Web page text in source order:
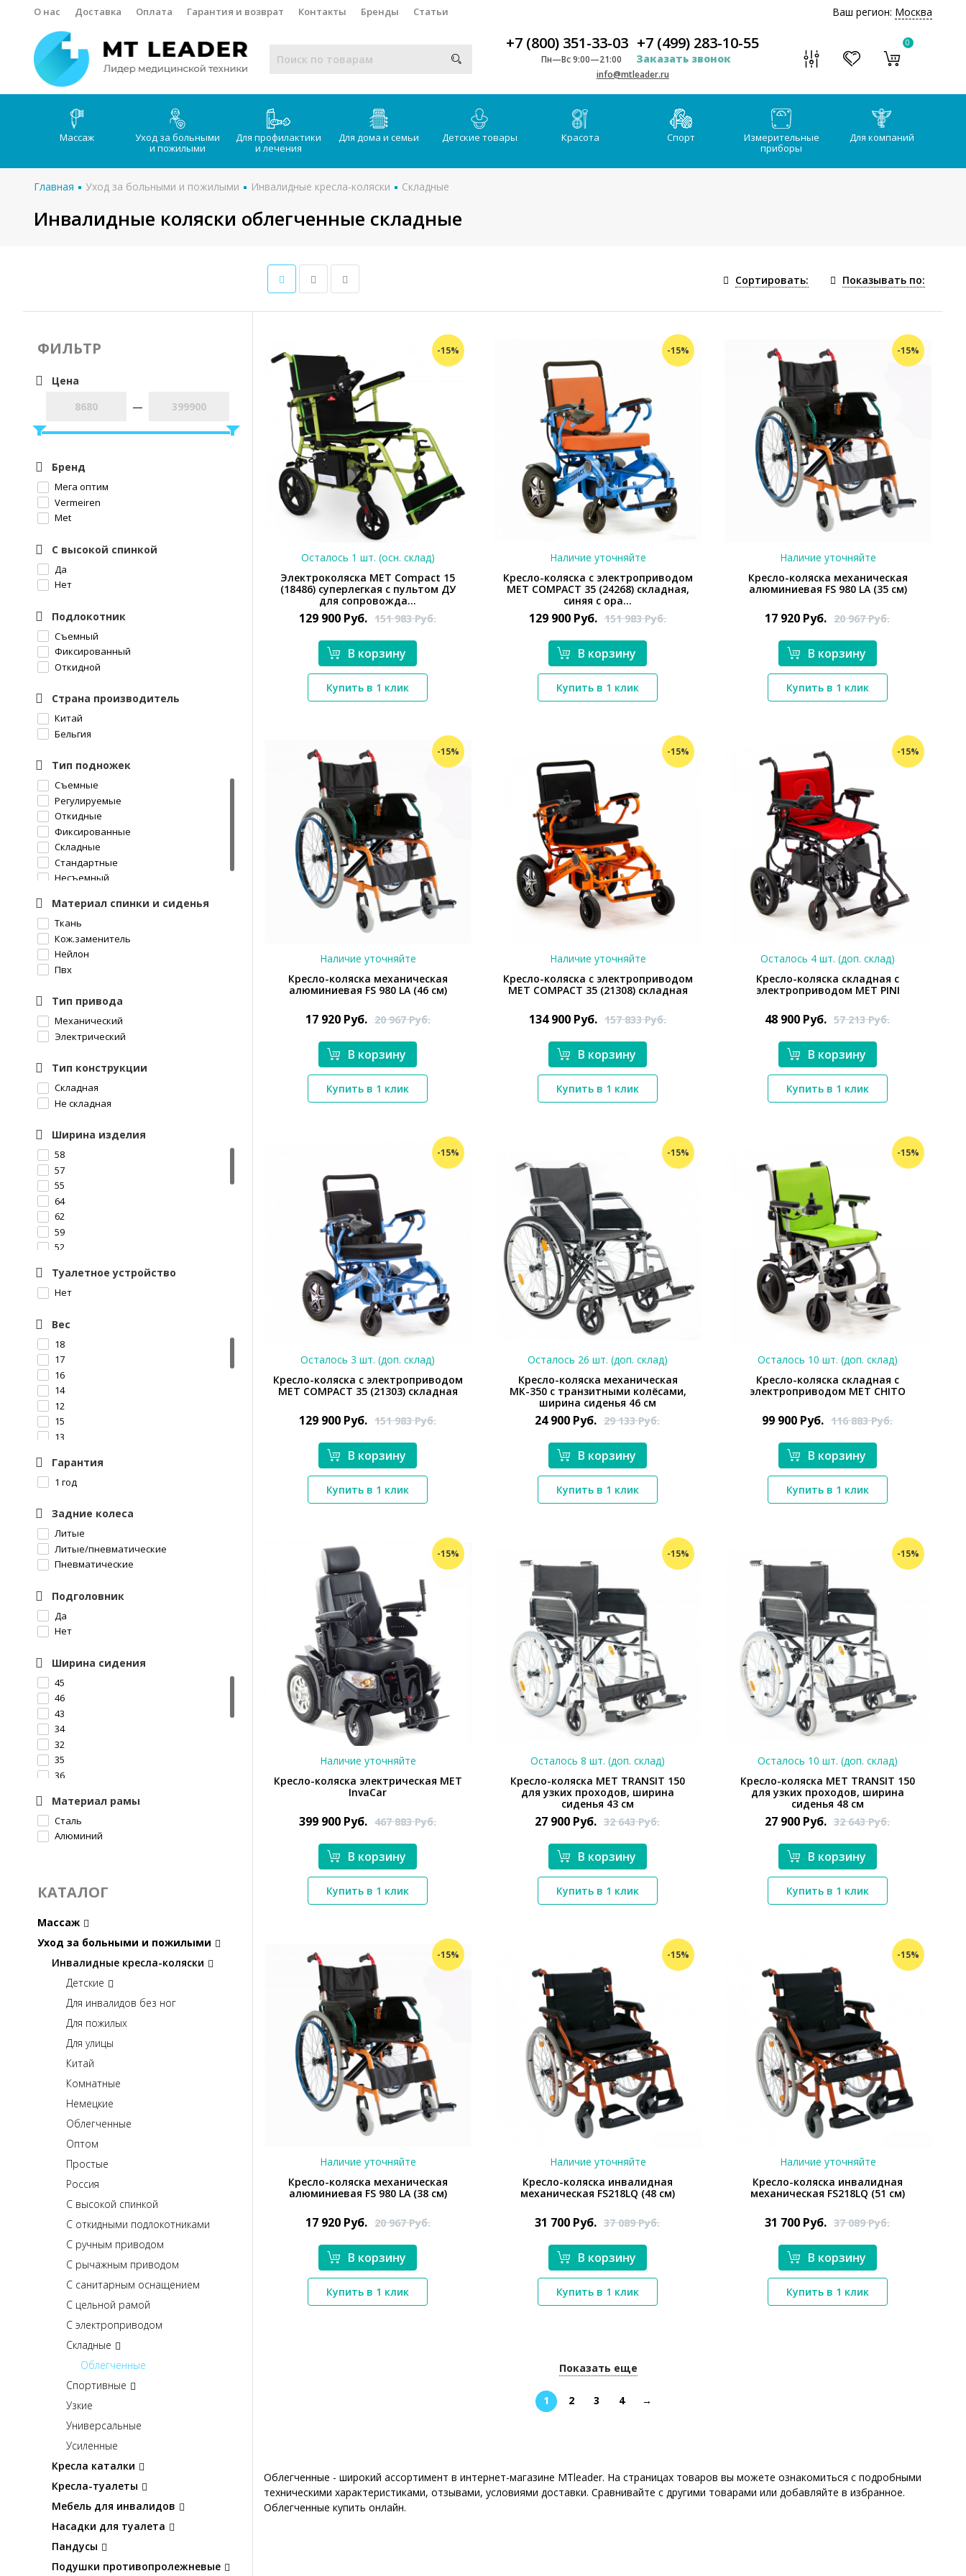
О нас Доставка Оплата Гарантия и возврат Контакты Бренды Статьи Ваш регион: Москва
+7 (800) 351-33-03 +7 (499) 283-10-55
Пн—Вс 9:00—21:00 Заказать звонок
info@mtleader.ru
0
Массаж
Уход за больными
и пожилыми
Для профилактики
и лечения
Для дома и семьи Детские товары Красота Спорт
Измерительные
приборы
Для компаний
Главная Уход за больными и пожилыми Инвалидные кресла-коляски Складные
Инвалидные коляски облегченные складные
Сортировать: Показывать по:
ФИЛЬТР
Цена
—
Бренд
Мега оптим
Vermeiren
Met
С высокой спинкой
Да
Нет
Подлокотник
Съемный
Фиксированный
Откидной
Страна производитель
Китай
Бельгия
Тип подножек
Съемные
Регулируемые
Откидные
Фиксированные
Складные
Стандартные
Несъемный
Материал спинки и сиденья
Ткань
Кож.заменитель
Нейлон
Пвх
Тип привода
Механический
Электрический
Тип конструкции
Складная
Не складная
Ширина изделия
58
57
55
64
62
59
52
65
63
68
51
67
69
49
61
Туалетное устройство
Нет
Вес
18
17
16
14
12
15
13
19
26
17,7
62
31
11
10
17,9
9,5
Гарантия
1 год
Задние колеса
Литые
Литые/пневматические
Пневматические
Подголовник
Да
Нет
Ширина сидения
45
46
43
34
32
35
36
48
38
40
42
Материал рамы
Сталь
Алюминий
КАТАЛОГ
Массаж
Уход за больными и пожилыми
Инвалидные кресла-коляски
Детские
Для инвалидов без ног
Для пожилых
Для улицы
Китай
Комнатные
Немецкие
Облегченные
Оптом
Простые
Россия
С высокой спинкой
С откидными подлокотниками
С ручным приводом
С рычажным приводом
С санитарным оснащением
С цельной рамой
С электроприводом
Складные
Облегченные
Спортивные
Узкие
Универсальные
Усиленные
Кресла каталки
Кресла-туалеты
Мебель для инвалидов
Насадки для туалета
Пандусы
Подушки противопролежневые
-15%
*}
Осталось 1 шт. (осн. склад)
Электроколяска MET Compact 15
(18486) суперлегкая с пультом ДУ
для сопровожда...
129 900 Руб. 151 983Руб.
В корзину
Купить в 1 клик
-15%
*}
Наличие уточняйте
Кресло-коляска с электроприводом
MET COMPACT 35 (24268) складная,
синяя с ора...
129 900 Руб. 151 983Руб.
В корзину
Купить в 1 клик
-15%
*}
Наличие уточняйте
Кресло-коляска механическая
алюминиевая FS 980 LA (35 см)
17 920 Руб. 20 967Руб.
В корзину
Купить в 1 клик
-15%
*}
Наличие уточняйте
Кресло-коляска механическая
алюминиевая FS 980 LA (46 см)
17 920 Руб. 20 967Руб.
В корзину
Купить в 1 клик
-15%
*}
Наличие уточняйте
Кресло-коляска с электроприводом
MET COMPACT 35 (21308) складная
134 900 Руб. 157 833Руб.
В корзину
Купить в 1 клик
-15%
*}
Осталось 4 шт. (доп. склад)
Кресло-коляска складная с
электроприводом MET PINI
48 900 Руб. 57 213Руб.
В корзину
Купить в 1 клик
-15%
*}
Осталось 3 шт. (доп. склад)
Кресло-коляска с электроприводом
MET COMPACT 35 (21303) складная
129 900 Руб. 151 983Руб.
В корзину
Купить в 1 клик
-15%
*}
Осталось 26 шт. (доп. склад)
Кресло-коляска механическая
МК-350 с транзитными колёсами,
ширина сиденья 46 см
24 900 Руб. 29 133Руб.
В корзину
Купить в 1 клик
-15%
*}
Осталось 10 шт. (доп. склад)
Кресло-коляска складная с
электроприводом MET CHITO
99 900 Руб. 116 883Руб.
В корзину
Купить в 1 клик
-15%
*}
Наличие уточняйте
Кресло-коляска электрическая MET
InvaCar
399 900 Руб. 467 883Руб.
В корзину
Купить в 1 клик
-15%
*}
Осталось 8 шт. (доп. склад)
Кресло-коляска МЕТ TRANSIT 150
для узких проходов, ширина
сиденья 43 см
27 900 Руб. 32 643Руб.
В корзину
Купить в 1 клик
-15%
*}
Осталось 10 шт. (доп. склад)
Кресло-коляска МЕТ TRANSIT 150
для узких проходов, ширина
сиденья 48 см
27 900 Руб. 32 643Руб.
В корзину
Купить в 1 клик
-15%
*}
Наличие уточняйте
Кресло-коляска механическая
алюминиевая FS 980 LA (38 см)
17 920 Руб. 20 967Руб.
В корзину
Купить в 1 клик
-15%
*}
Наличие уточняйте
Кресло-коляска инвалидная
механическая FS218LQ (48 см)
31 700 Руб. 37 089Руб.
В корзину
Купить в 1 клик
-15%
*}
Наличие уточняйте
Кресло-коляска инвалидная
механическая FS218LQ (51 см)
31 700 Руб. 37 089Руб.
В корзину
Купить в 1 клик
Показать еще
1 2 3 4 →
Облегченные - широкий ассортимент в интернет-магазине MTleader. На страницах товаров вы можете ознакомиться с подробными
техническими характеристиками, отзывами, условиями доставки. Сравнивайте с другими товарами или добавляйте в избранное.
Облегченные купить онлайн.